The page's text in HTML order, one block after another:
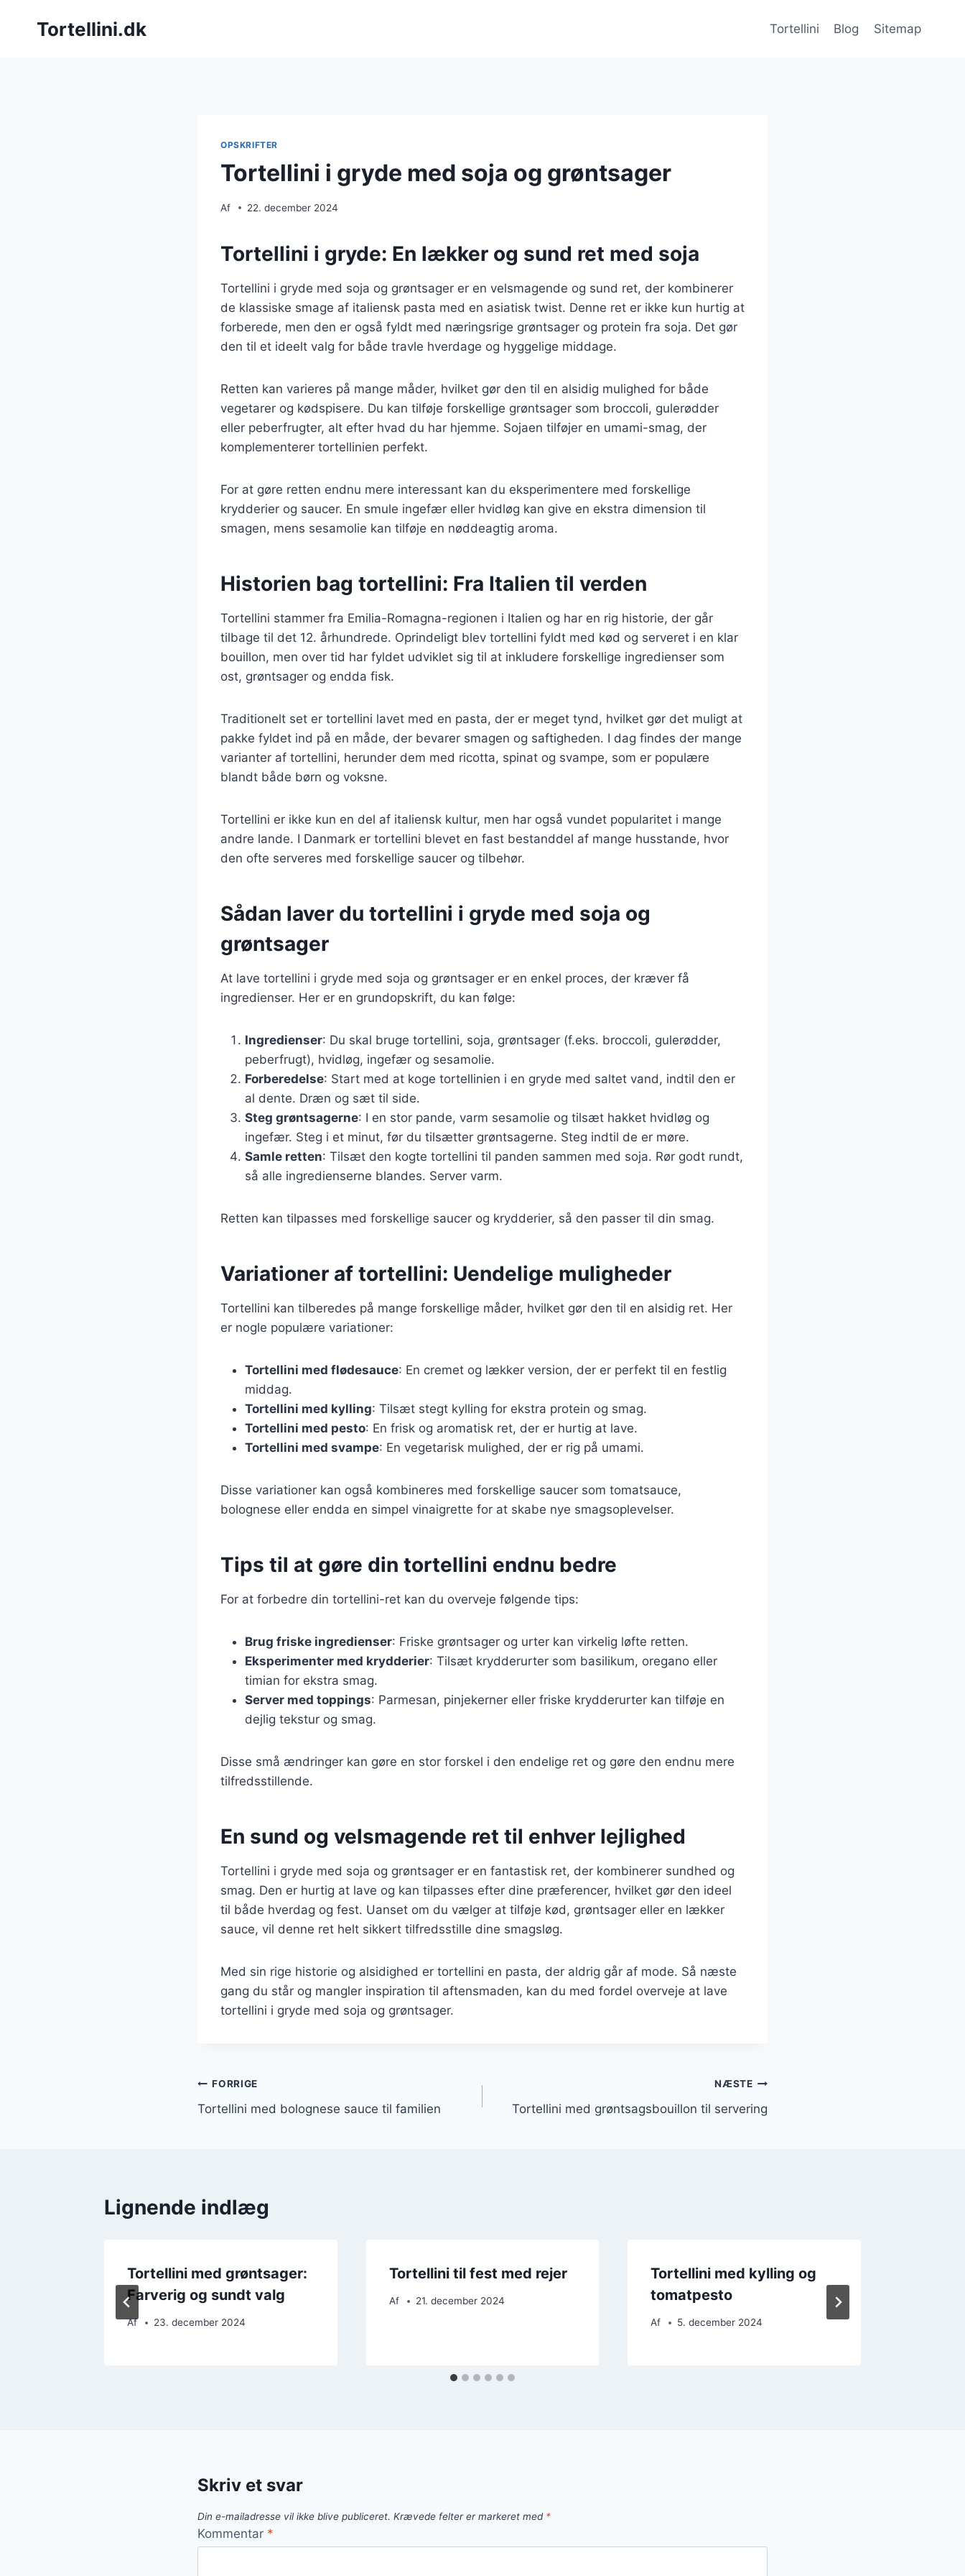
Tortellini.dk Tortellini Blog Sitemap
OPSKRIFTER
Tortellini i gryde med soja og grøntsager
Af 22. december 2024
Tortellini i gryde: En lækker og sund ret med soja
Tortellini i gryde med soja og grøntsager er en velsmagende og sund ret, der kombinerer
de klassiske smage af italiensk pasta med en asiatisk twist. Denne ret er ikke kun hurtig at
forberede, men den er også fyldt med næringsrige grøntsager og protein fra soja. Det gør
den til et ideelt valg for både travle hverdage og hyggelige middage.
Retten kan varieres på mange måder, hvilket gør den til en alsidig mulighed for både
vegetarer og kødspisere. Du kan tilføje forskellige grøntsager som broccoli, gulerødder
eller peberfrugter, alt efter hvad du har hjemme. Sojaen tilføjer en umami-smag, der
komplementerer tortellinien perfekt.
For at gøre retten endnu mere interessant kan du eksperimentere med forskellige
krydderier og saucer. En smule ingefær eller hvidløg kan give en ekstra dimension til
smagen, mens sesamolie kan tilføje en nøddeagtig aroma.
Historien bag tortellini: Fra Italien til verden
Tortellini stammer fra Emilia-Romagna-regionen i Italien og har en rig historie, der går
tilbage til det 12. århundrede. Oprindeligt blev tortellini fyldt med kød og serveret i en klar
bouillon, men over tid har fyldet udviklet sig til at inkludere forskellige ingredienser som
ost, grøntsager og endda fisk.
Traditionelt set er tortellini lavet med en pasta, der er meget tynd, hvilket gør det muligt at
pakke fyldet ind på en måde, der bevarer smagen og saftigheden. I dag findes der mange
varianter af tortellini, herunder dem med ricotta, spinat og svampe, som er populære
blandt både børn og voksne.
Tortellini er ikke kun en del af italiensk kultur, men har også vundet popularitet i mange
andre lande. I Danmark er tortellini blevet en fast bestanddel af mange husstande, hvor
den ofte serveres med forskellige saucer og tilbehør.
Sådan laver du tortellini i gryde med soja og
grøntsager
At lave tortellini i gryde med soja og grøntsager er en enkel proces, der kræver få
ingredienser. Her er en grundopskrift, du kan følge:
Ingredienser: Du skal bruge tortellini, soja, grøntsager (f.eks. broccoli, gulerødder,
peberfrugt), hvidløg, ingefær og sesamolie.
Forberedelse: Start med at koge tortellinien i en gryde med saltet vand, indtil den er
al dente. Dræn og sæt til side.
Steg grøntsagerne: I en stor pande, varm sesamolie og tilsæt hakket hvidløg og
ingefær. Steg i et minut, før du tilsætter grøntsagerne. Steg indtil de er møre.
Samle retten: Tilsæt den kogte tortellini til panden sammen med soja. Rør godt rundt,
så alle ingredienserne blandes. Server varm.
Retten kan tilpasses med forskellige saucer og krydderier, så den passer til din smag.
Variationer af tortellini: Uendelige muligheder
Tortellini kan tilberedes på mange forskellige måder, hvilket gør den til en alsidig ret. Her
er nogle populære variationer:
Tortellini med flødesauce: En cremet og lækker version, der er perfekt til en festlig
middag.
Tortellini med kylling: Tilsæt stegt kylling for ekstra protein og smag.
Tortellini med pesto: En frisk og aromatisk ret, der er hurtig at lave.
Tortellini med svampe: En vegetarisk mulighed, der er rig på umami.
Disse variationer kan også kombineres med forskellige saucer som tomatsauce,
bolognese eller endda en simpel vinaigrette for at skabe nye smagsoplevelser.
Tips til at gøre din tortellini endnu bedre
For at forbedre din tortellini-ret kan du overveje følgende tips:
Brug friske ingredienser: Friske grøntsager og urter kan virkelig løfte retten.
Eksperimenter med krydderier: Tilsæt krydderurter som basilikum, oregano eller
timian for ekstra smag.
Server med toppings: Parmesan, pinjekerner eller friske krydderurter kan tilføje en
dejlig tekstur og smag.
Disse små ændringer kan gøre en stor forskel i den endelige ret og gøre den endnu mere
tilfredsstillende.
En sund og velsmagende ret til enhver lejlighed
Tortellini i gryde med soja og grøntsager er en fantastisk ret, der kombinerer sundhed og
smag. Den er hurtig at lave og kan tilpasses efter dine præferencer, hvilket gør den ideel
til både hverdag og fest. Uanset om du vælger at tilføje kød, grøntsager eller en lækker
sauce, vil denne ret helt sikkert tilfredsstille dine smagsløg.
Med sin rige historie og alsidighed er tortellini en pasta, der aldrig går af mode. Så næste
gang du står og mangler inspiration til aftensmaden, kan du med fordel overveje at lave
tortellini i gryde med soja og grøntsager.
Indlægsnavigation
FORRIGE
Tortellini med bolognese sauce til familien
NÆSTE
Tortellini med grøntsagsbouillon til servering
Lignende indlæg
Tortellini med grøntsager:
Farverig og sundt valg
Af 23. december 2024
Tortellini til fest med rejer
Af 21. december 2024
Tortellini med kylling og
tomatpesto
Af 5. december 2024
Skriv et svar
Din e-mailadresse vil ikke blive publiceret. Krævede felter er markeret med *
Kommentar *